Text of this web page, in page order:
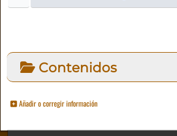
Contenidos
Añadir o corregir información